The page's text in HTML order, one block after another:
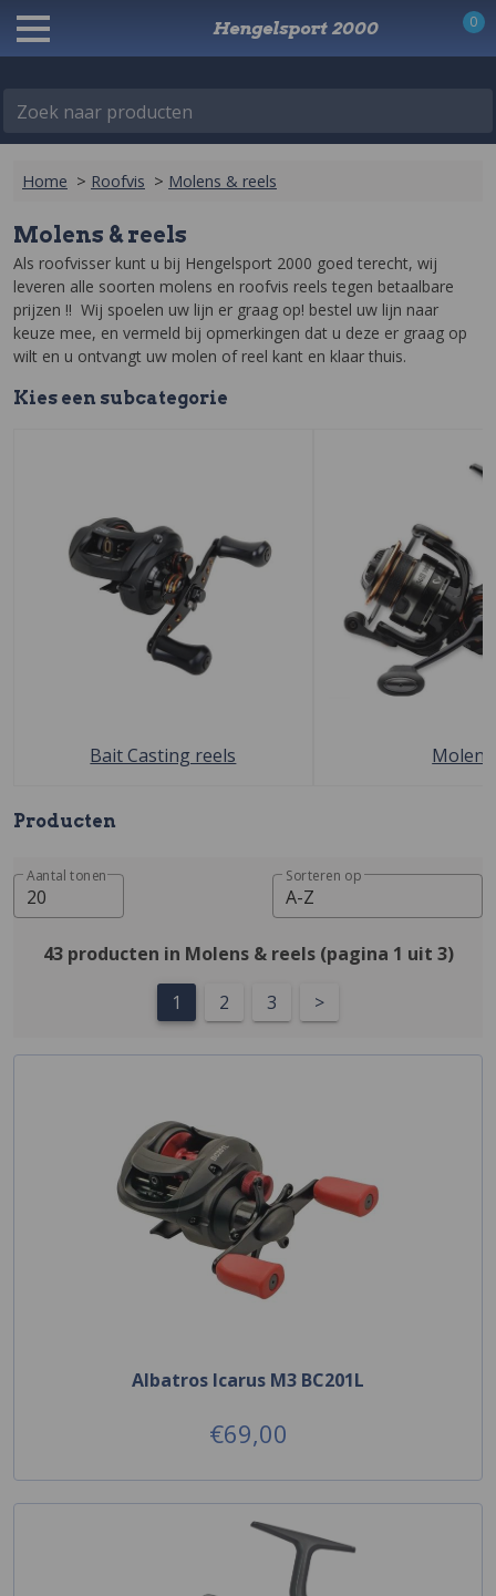
Zoek naar producten
Hengelsport 2000 0
Home > Roofvis > Molens & reels
Molens & reels
Als roofvisser kunt u bij Hengelsport 2000 goed terecht, wij
leveren alle soorten molens en roofvis reels tegen betaalbare
prijzen !!  Wij spoelen uw lijn er graag op! bestel uw lijn naar
keuze mee, en vermeld bij opmerkingen dat u deze er graag op
wilt en u ontvangt uw molen of reel kant en klaar thuis.
Kies een subcategorie
Bait Casting reels Molens
Producten
Aantal tonen
20
Sorteren op
A-Z
43 producten in Molens & reels (pagina 1 uit 3)
1
2 3 >
Albatros Icarus M3 BC201L
€69,00